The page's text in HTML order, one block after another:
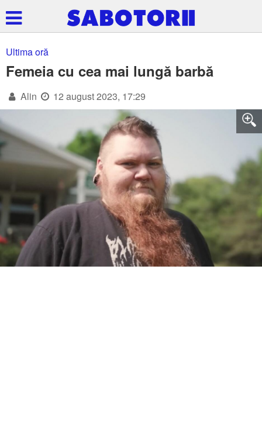
Ultima oră
Femeia cu cea mai lungă barbă
Alin 12 august 2023, 17:29